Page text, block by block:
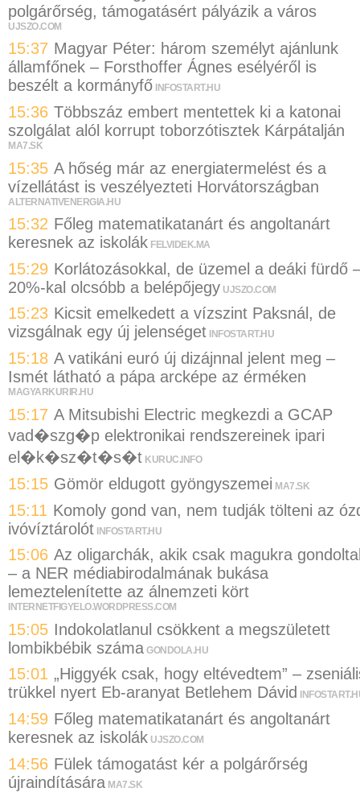
polgárőrség, támogatásért pályázik a város
UJSZO.COM
15:37 Magyar Péter: három személyt ajánlunk
államfőnek – Forsthoffer Ágnes esélyéről is
beszélt a kormányfő INFOSTART.HU
15:36 Többszáz embert mentettek ki a katonai
szolgálat alól korrupt toborzótisztek Kárpátalján
MA7.SK
15:35 A hőség már az energiatermelést és a
vízellátást is veszélyezteti Horvátországban
ALTERNATIVENERGIA.HU
15:32 Főleg matematikatanárt és angoltanárt
keresnek az iskolák FELVIDEK.MA
15:29 Korlátozásokkal, de üzemel a deáki fürdő
20%-kal olcsóbb a belépőjegy UJSZO.COM
15:23 Kicsit emelkedett a vízszint Paksnál, de
vizsgálnak egy új jelenséget INFOSTART.HU
15:18 A vatikáni euró új dizájnnal jelent meg –
Ismét látható a pápa arcképe az érméken
MAGYARKURIR.HU
15:17 A Mitsubishi Electric megkezdi a GCAP
vad�szg�p elektronikai rendszereinek ipari
el�k�sz�t�s�t KURUC.INFO
15:15 Gömör eldugott gyöngyszemei MA7.SK
15:11 Komoly gond van, nem tudják tölteni az
ivóvíztárolót INFOSTART.HU
15:06 Az oligarchák, akik csak magukra
– a NER médiabirodalmának bukása
lemeztelenítette az álnemzeti kört
INTERNETFIGYELO.WORDPRESS.COM
15:05 Indokolatlanul csökkent a megszületett
lombikbébik száma GONDOLA.HU
15:01 „Higgyék csak, hogy eltévedtem” –
trükkel nyert Eb-aranyat Betlehem Dávid
14:59 Főleg matematikatanárt és angoltanárt
keresnek az iskolák UJSZO.COM
14:56 Fülek támogatást kér a polgárőrség
újraindítására MA7.SK